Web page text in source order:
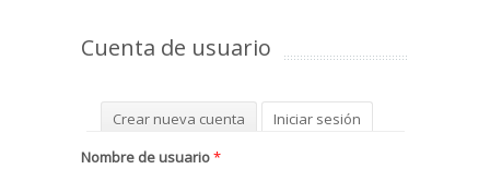
Cuenta de usuario
Solapas principales
Crear nueva cuenta Iniciar sesión
Solicitar una nueva contraseña
Nombre de usuario*